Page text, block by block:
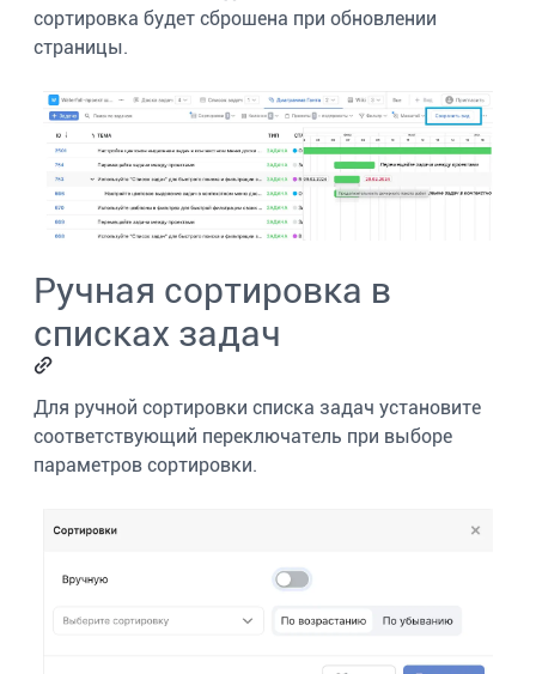
сортировка будет сброшена при обновлении
страницы.
Ручная сортировка в
списках задач
Для ручной сортировки списка задач установите
соответствующий переключатель при выборе
параметров сортировки.